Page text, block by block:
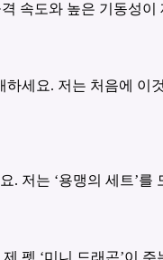
속도와 높은 기동성
세요. 저는 처음에 이
저는 ‘용맹의 세트’
펫 ‘미니 드래곤’이